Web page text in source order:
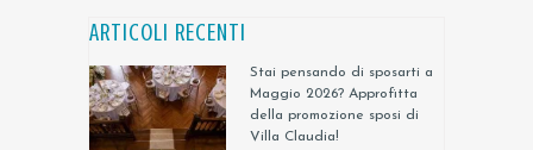
ARTICOLI RECENTI
Stai pensando di sposarti a
Maggio 2026? Approfitta
della promozione sposi di
Villa Claudia!